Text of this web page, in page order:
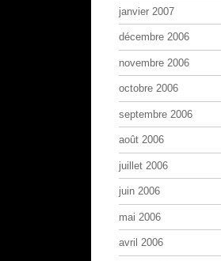
janvier 2007
décembre 2006
novembre 2006
octobre 2006
septembre 2006
août 2006
juillet 2006
juin 2006
mai 2006
avril 2006